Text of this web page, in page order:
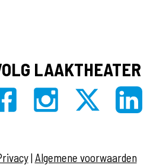
LAAKTHEATER
| Algemene voorwaarden